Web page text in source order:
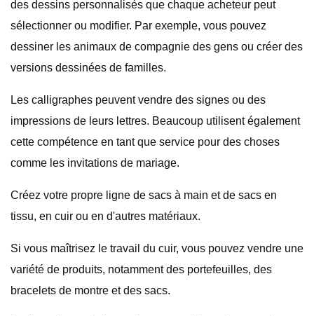
des dessins personnalisés que chaque acheteur peut
sélectionner ou modifier. Par exemple, vous pouvez
dessiner les animaux de compagnie des gens ou créer des
versions dessinées de familles.
Les calligraphes peuvent vendre des signes ou des
impressions de leurs lettres. Beaucoup utilisent également
cette compétence en tant que service pour des choses
comme les invitations de mariage.
Créez votre propre ligne de sacs à main et de sacs en
tissu, en cuir ou en d'autres matériaux.
Si vous maîtrisez le travail du cuir, vous pouvez vendre une
variété de produits, notamment des portefeuilles, des
bracelets de montre et des sacs.